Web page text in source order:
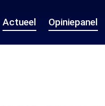
Actueel Opiniepanel